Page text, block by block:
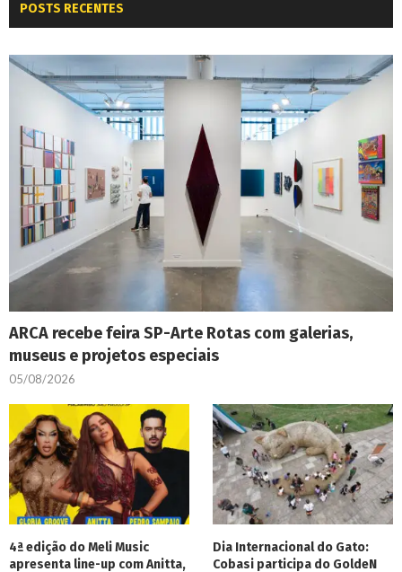
POSTS RECENTES
ARCA recebe feira SP-Arte Rotas com galerias,
museus e projetos especiais
05/08/2026
4ª edição do Meli Music
apresenta line-up com Anitta,
Dia Internacional do Gato:
Cobasi participa do GoldeN